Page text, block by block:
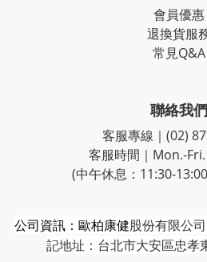
會員優惠
退換貨服
常見Q&A
聯絡我們
客服專線｜(02)
客服時間｜Mon.-
(中午休息：11:30-
公司資訊：歐柏康健股份有限公司
記地址：台北市大安區忠孝